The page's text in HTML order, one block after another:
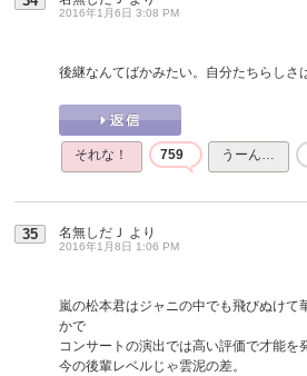
2016年1月6日 3:08 PM
後継なんてばかみたい。自分たちらしさ
それな！ 759 うーん…
35 名無しだＪ より
2016年1月8日 1:06 PM
嵐の松本君はジャニの中でも飛びぬけて
かで
コンサートの演出では高い評価で才能を
今の後輩レベルじゃ雲泥の差。